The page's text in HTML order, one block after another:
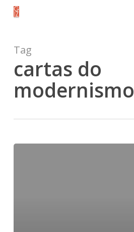
Skip
content
Tag
cartas do
modernismo